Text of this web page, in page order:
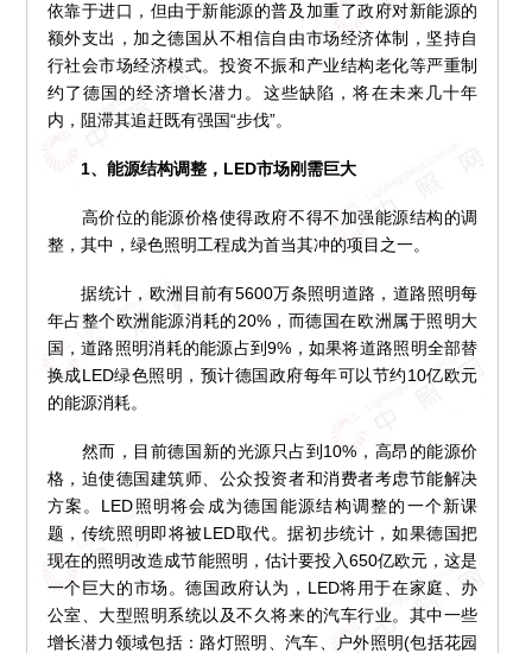
依靠于进口，但由于新能源的普及加重了政府对新能源的
额外支出，加之德国从不相信自由市场经济体制，坚持自
行社会市场经济模式。投资不振和产业结构老化等严重制
约了德国的经济增长潜力。这些缺陷，将在未来几十年
内，阻滞其追赶既有强国“步伐”。
1、能源结构调整，LED市场刚需巨大
高价位的能源价格使得政府不得不加强能源结构的调
整，其中，绿色照明工程成为首当其冲的项目之一。
据统计，欧洲目前有5600万条照明道路，道路照明每
年占整个欧洲能源消耗的20%，而德国在欧洲属于照明大
国，道路照明消耗的能源占到9%，如果将道路照明全部替
换成LED绿色照明，预计德国政府每年可以节约10亿欧元
的能源消耗。
然而，目前德国新的光源只占到10%，高昂的能源价
格，迫使德国建筑师、公众投资者和消费者考虑节能解决
方案。LED照明将会成为德国能源结构调整的一个新课
题，传统照明即将被LED取代。据初步统计，如果德国把
现在的照明改造成节能照明，估计要投入650亿欧元，这是
一个巨大的市场。德国政府认为，LED将用于在家庭、办
公室、大型照明系统以及不久将来的汽车行业。其中一些
增长潜力领域包括：路灯照明、汽车、户外照明(包括花园